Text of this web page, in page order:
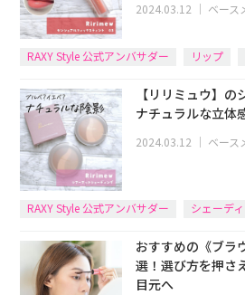
2024.03.12 ｜ ベース
RAXY Style 公式アンバサダー リップ
【リリミュウ】の
ナチュラルな立体
2024.03.12 ｜ ベース
RAXY Style 公式アンバサダー シェーデ
おすすめの《ブラ
選！選び方を押さ
目元へ